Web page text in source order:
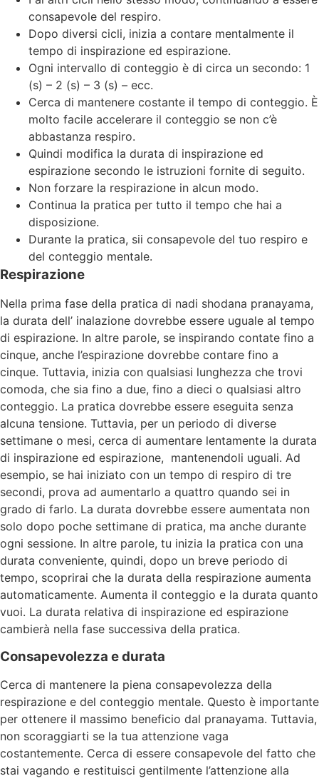
consapevole del respiro.
Dopo diversi cicli, inizia a contare mentalmente il
tempo di inspirazione ed espirazione.
Ogni intervallo di conteggio è di circa un secondo: 1
(s) – 2 (s) – 3 (s) – ecc.
Cerca di mantenere costante il tempo di conteggio. È
molto facile accelerare il conteggio se non c’è
abbastanza respiro.
Quindi modifica la durata di inspirazione ed
espirazione secondo le istruzioni fornite di seguito.
Non forzare la respirazione in alcun modo.
Continua la pratica per tutto il tempo che hai a
disposizione.
Durante la pratica, sii consapevole del tuo respiro e
del conteggio mentale.
Respirazione
Nella prima fase della pratica di nadi shodana pranayama,
la durata dell’ inalazione dovrebbe essere uguale al tempo
di espirazione. In altre parole, se inspirando contate fino a
cinque, anche l’espirazione dovrebbe contare fino a
cinque. Tuttavia, inizia con qualsiasi lunghezza che trovi
comoda, che sia fino a due, fino a dieci o qualsiasi altro
conteggio. La pratica dovrebbe essere eseguita senza
alcuna tensione. Tuttavia, per un periodo di diverse
settimane o mesi, cerca di aumentare lentamente la durata
di inspirazione ed espirazione, mantenendoli uguali. Ad
esempio, se hai iniziato con un tempo di respiro di tre
secondi, prova ad aumentarlo a quattro quando sei in
grado di farlo. La durata dovrebbe essere aumentata non
solo dopo poche settimane di pratica, ma anche durante
ogni sessione. In altre parole, tu inizia la pratica con una
durata conveniente, quindi, dopo un breve periodo di
tempo, scoprirai che la durata della respirazione aumenta
automaticamente. Aumenta il conteggio e la durata quanto
vuoi. La durata relativa di inspirazione ed espirazione
cambierà nella fase successiva della pratica.
Consapevolezza e durata
Cerca di mantenere la piena consapevolezza della
respirazione e del conteggio mentale. Questo è importante
per ottenere il massimo beneficio dal pranayama. Tuttavia,
non scoraggiarti se la tua attenzione vaga
costantemente. Cerca di essere consapevole del fatto che
stai vagando e restituisci gentilmente l’attenzione alla